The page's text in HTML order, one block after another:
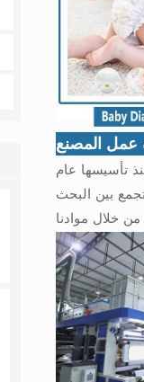
المصنع
مصنعًا بمساحة 45,000 متر مربع، وبطاقة إنتاجية سنوية تبلغ 20,000 طن. منذ تأسيسها عام
بين البحث